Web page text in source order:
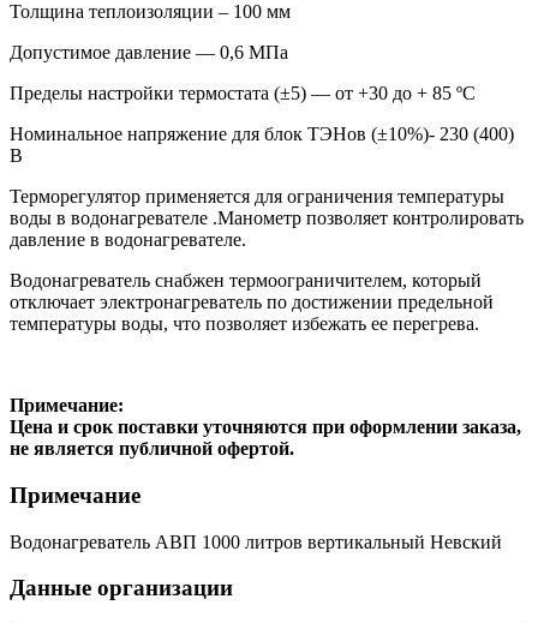
Толщина теплоизоляции – 100 мм
Допустимое давление — 0,6 МПа
Пределы настройки термостата (±5) — от +30 до + 85 ºС
Номинальное напряжение для блок ТЭНов (±10%)- 230 (400)
В
Терморегулятор применяется для ограничения температуры
воды в водонагревателе .Манометр позволяет контролировать
давление в водонагревателе.
Водонагреватель снабжен термоограничителем, который
отключает электронагреватель по достижении предельной
температуры воды, что позволяет избежать ее перегрева.
Примечание:
Цена и срок поставки уточняются при оформлении заказа,
не является публичной офертой.
Примечание
Водонагреватель АВП 1000 литров вертикальный Невский
Данные организации